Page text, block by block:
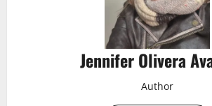
Jennifer Olivera
Author